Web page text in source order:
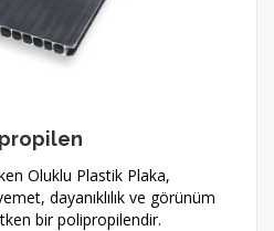
Oluklu Plastik Plaka,
dayanıklılık ve görünüm
bir polipropilendir.